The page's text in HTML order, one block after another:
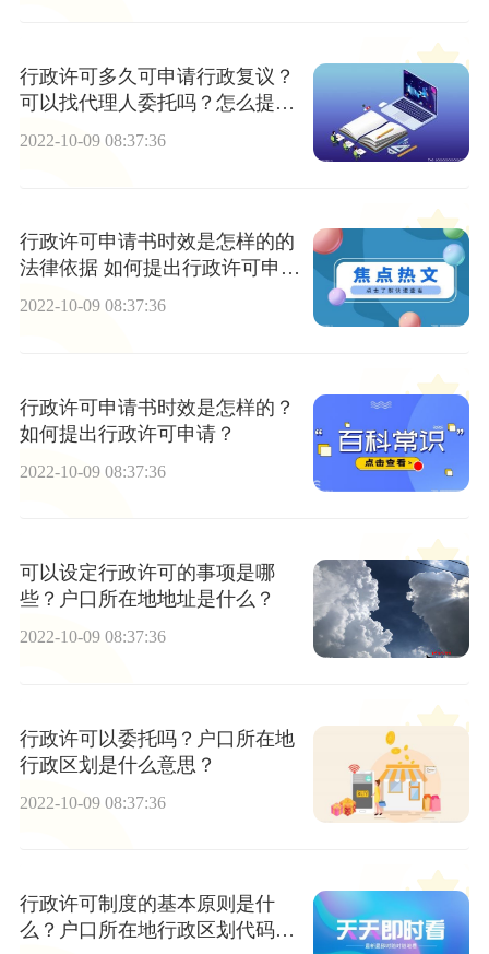
行政许可多久可申请行政复议？
可以找代理人委托吗？怎么提出
行政许可申请？
2022-10-09 08:37:36
行政许可申请书时效是怎样的的
法律依据 如何提出行政许可申请
的法律依据
2022-10-09 08:37:36
行政许可申请书时效是怎样的？
如何提出行政许可申请？
2022-10-09 08:37:36
可以设定行政许可的事项是哪
些？户口所在地地址是什么？
2022-10-09 08:37:36
行政许可以委托吗？户口所在地
行政区划是什么意思？
2022-10-09 08:37:36
行政许可制度的基本原则是什
么？户口所在地行政区划代码怎